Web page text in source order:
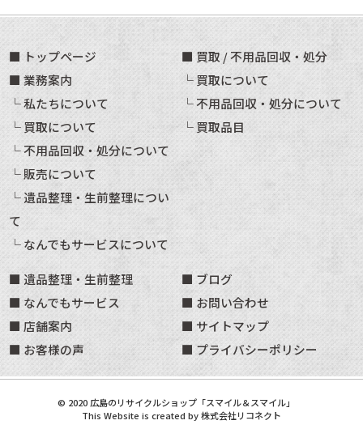
トップページ
業務案内
私たちについて
買取について
不用品回収・処分について
販売について
遺品整理・生前整理につい
て
なんでもサービスについて
買取 / 不用品回収・処分
買取について
不用品回収・処分について
買取品目
遺品整理・生前整理
なんでもサービス
店舗案内
お客様の声
ブログ
お問い合わせ
サイトマップ
プライバシーポリシー
© 2020 広島のリサイクルショップ「スマイル＆スマイル」
This Website is created by株式会社リコネクト